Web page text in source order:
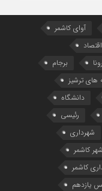
آوای کاشمر
اقتصاد
برجام
های ترشیز
دانشگاه
رئیسی
شهرداری
کاشمر
کاشمر
یازدهم